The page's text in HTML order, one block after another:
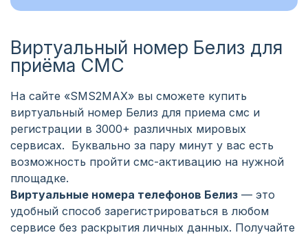
Виртуальный номер Белиз для
приёма СМС
На сайте «SMS2MAX» вы сможете купить
виртуальный номер Белиз для приема смс и
регистрации в 3000+ различных мировых
сервисах. Буквально за пару минут у вас есть
возможность пройти смс-активацию на нужной
площадке.
Виртуальные номера телефонов Белиз — это
удобный способ зарегистрироваться в любом
сервисе без раскрытия личных данных. Получайте